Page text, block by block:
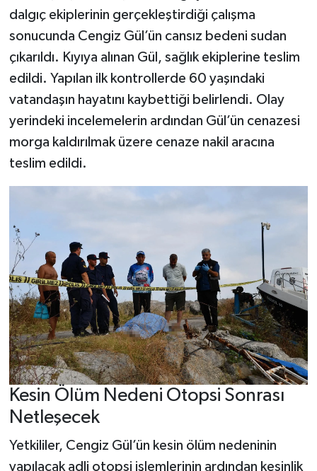
dalgıç ekiplerinin gerçekleştirdiği çalışma
sonucunda Cengiz Gül’ün cansız bedeni sudan
çıkarıldı. Kıyıya alınan Gül, sağlık ekiplerine teslim
edildi. Yapılan ilk kontrollerde 60 yaşındaki
vatandaşın hayatını kaybettiği belirlendi. Olay
yerindeki incelemelerin ardından Gül’ün cenazesi
morga kaldırılmak üzere cenaze nakil aracına
teslim edildi.
Kesin Ölüm Nedeni Otopsi Sonrası
Netleşecek
Yetkililer, Cengiz Gül’ün kesin ölüm nedeninin
yapılacak adli otopsi işlemlerinin ardından kesinlik